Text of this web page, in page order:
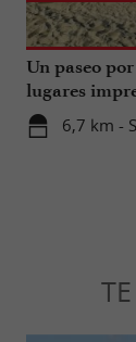
Un paseo
lugares
6,7 km -